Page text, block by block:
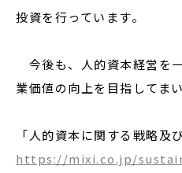
投資を行っています。
今後も、人的資本経営を
業価値の向上を目指してまい
「⼈的資本に関する戦略及
https://mixi.co.jp/